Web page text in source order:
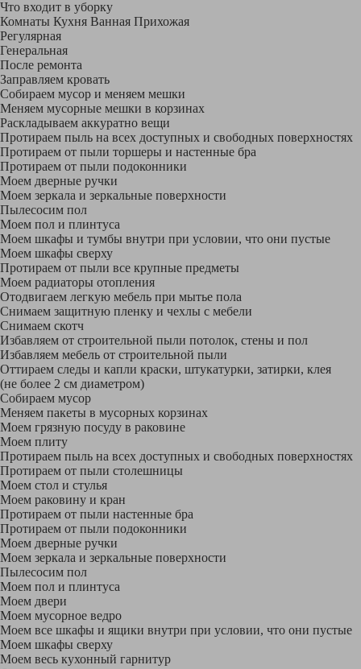
Что входит в уборку
Регу­лярная
Гене­ральная
После ремонта
Заправляем кровать
Собираем мусор и меняем мешки
Меняем мусорные мешки в корзинах
Раскладываем аккуратно вещи
Протираем пыль на всех доступных и свободных поверхностях
Протираем от пыли торшеры и настенные бра
Протираем от пыли подоконники
Моем дверные ручки
Моем зеркала и зеркальные поверхности
Пылесосим пол
Моем пол и плинтуса
Моем шкафы и тумбы внутри при условии, что они пустые
Моем шкафы сверху
Протираем от пыли все крупные предметы
Моем радиаторы отопления
Отодвигаем легкую мебель при мытье пола
Снимаем защитную пленку и чехлы с мебели
Снимаем скотч
Избавляем от строительной пыли потолок, стены и пол
Избавляем мебель от строительной пыли
Оттираем следы и капли краски, штукатурки, затирки, клея
(не более 2 см диаметром)
Собираем мусор
Меняем пакеты в мусорных корзинах
Моем грязную посуду в раковине
Моем плиту
Протираем пыль на всех доступных и свободных поверхностях
Протираем от пыли столешницы
Моем стол и стулья
Моем раковину и кран
Протираем от пыли настенные бра
Протираем от пыли подоконники
Моем дверные ручки
Моем зеркала и зеркальные поверхности
Пылесосим пол
Моем пол и плинтуса
Моем двери
Моем мусорное ведро
Моем все шкафы и ящики внутри при условии, что они пустые
Моем шкафы сверху
Моем весь кухонный гарнитур